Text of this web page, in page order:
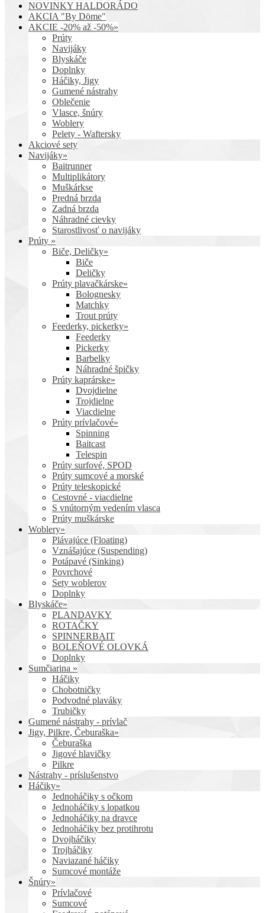
NOVINKY HALDORÁDO
AKCIA "By Döme"
AKCIE -20% až -50%»
Prúty
Navijáky
Blyskáče
Doplnky
Háčiky, Jigy
Gumené nástrahy
Oblečenie
Vlasce, šnúry
Woblery
Pelety - Waftersky
Akciové sety
Navijáky»
Baitrunner
Multiplikátory
Muškárkse
Predná brzda
Zadná brzda
Náhradné cievky
Starostlivosť o navijáky
Prúty »
Biče, Deličky»
Biče
Deličky
Prúty plavačkárske»
Bolognesky
Matchky
Trout prúty
Feederky, pickerky»
Feederky
Pickerky
Barbelky
Náhradné špičky
Prúty kaprárske»
Dvojdielne
Trojdielne
Viacdielne
Prúty prívlačové»
Spinning
Baitcast
Telespin
Prúty surfové, SPOD
Prúty sumcové a morské
Prúty teleskopické
Cestovné - viacdielne
S vnútorným vedením vlasca
Prúty muškárske
Woblery»
Plávajúce (Floating)
Vznášajúce (Suspending)
Potápavé (Sinking)
Povrchové
Sety woblerov
Doplnky
Blyskáče»
PLANDAVKY
ROTAČKY
SPINNERBAIT
BOLEŇOVÉ OLOVKÁ
Doplnky
Sumčiarina »
Háčiky
Chobotničky
Podvodné plaváky
Trubičky
Gumené nástrahy - prívlač
Jigy, Pilkre, Čeburaška»
Čeburaška
Jigové hlavičky
Pilkre
Nástrahy - príslušenstvo
Háčiky»
Jednoháčiky s očkom
Jednoháčiky s lopatkou
Jednoháčiky na dravce
Jednoháčiky bez protihrotu
Dvojháčiky
Trojháčiky
Naviazané háčiky
Sumcové montáže
Šnúry»
Prívlačové
Sumcové